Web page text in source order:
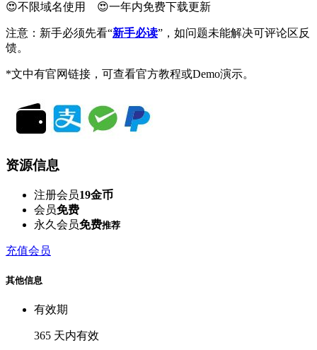
😍不限域名使用 😍一年内免费下载更新
注意：新手必须先看“新手必读”，如问题未能解决可评论区反
馈。
*文中有官网链接，可查看官方教程或Demo演示。
资源信息
注册会员19金币
会员免费
永久会员免费推荐
充值会员
其他信息
有效期
365 天内有效